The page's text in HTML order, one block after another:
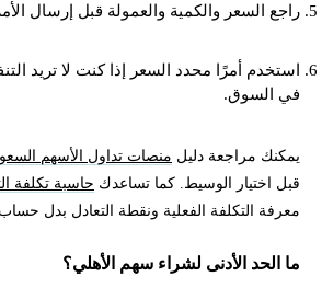
راجع السعر والكمية والعمولة قبل إرسال
استخدم أمرًا محدد السعر إذا كنت لا تريد
في السوق.
يمكنك مراجعة دليل منصات تداول الأسهم
قبل اختيار الوسيط. كما تساعدك حاسبة تكلفة
معرفة التكلفة الفعلية ونقطة التعادل بدل
ما الحد الأدنى لشراء سهم الأهلي؟